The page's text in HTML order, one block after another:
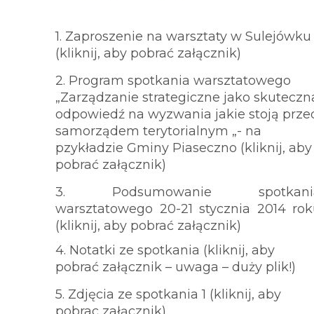
1. Zaproszenie na warsztaty w Sulejówku
(kliknij, aby pobrać załącznik)
2. Program spotkania warsztatowego
„Zarządzanie strategiczne jako
odpowiedź na wyzwania jakie stoją
samorządem terytorialnym „- na
pzykładzie Gminy Piaseczno (kliknij, aby
pobrać załącznik)
3. Podsumowanie
warsztatowego 20-21 stycznia 2014
(kliknij, aby pobrać załącznik)
4. Notatki ze spotkania (kliknij, aby
pobrać załącznik – uwaga – duży plik!)
5. Zdjęcia ze spotkania 1 (kliknij, aby